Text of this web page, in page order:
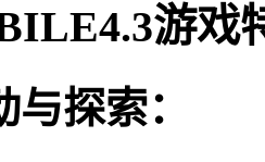
游戏
探索：